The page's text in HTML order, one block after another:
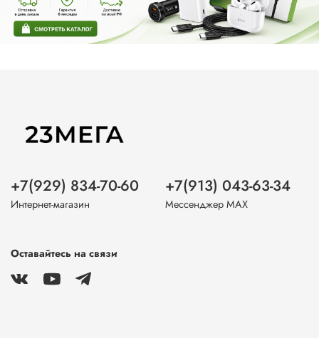
+7(929) 834-70-60
Интернет-магазин
+7(913) 043-63-34
Мессенджер MAX
Оставайтесь на связи